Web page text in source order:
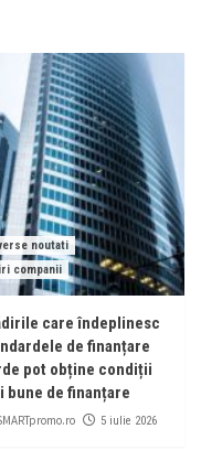
noutati
companii
care îndeplinesc
de finanțare
pot obține condiții
bune de finanțare
5 iulie 2026